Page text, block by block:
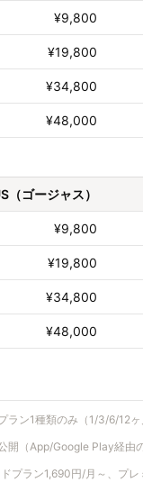
¥9,800
¥19,800
¥34,800
¥48,000
（ゴージャス）
¥9,800
¥19,800
¥34,800
¥48,000
ラン1種類のみ（1/3/6/12
開（App/Google Play経由
プラン1,690円/月～、プ